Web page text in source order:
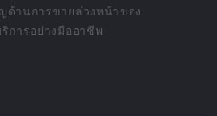
ด้านการขายล่วงหน้าของ
ริการอย่างมืออาชีพ